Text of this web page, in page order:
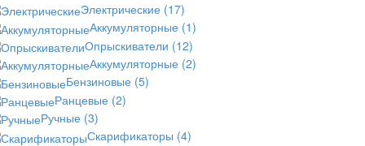
Электрические (17)
Аккумуляторные (1)
Опрыскиватели (12)
Аккумуляторные (2)
Бензиновые (5)
Ранцевые (2)
Ручные (3)
Скарификаторы (4)